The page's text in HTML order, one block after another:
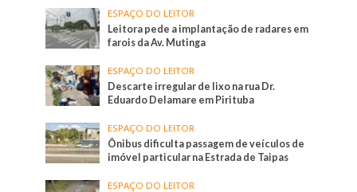
ESPAÇO DO LEITOR
Leitora pede a implantação de radares em
farois da Av. Mutinga
ESPAÇO DO LEITOR
Descarte irregular de lixo na rua Dr.
Eduardo Delamare em Pirituba
ESPAÇO DO LEITOR
Ônibus dificulta passagem de veículos de
imóvel particular na Estrada de Taipas
ESPAÇO DO LEITOR